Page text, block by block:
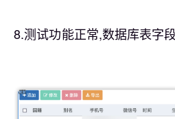
8.测试功能正常,数据库表字